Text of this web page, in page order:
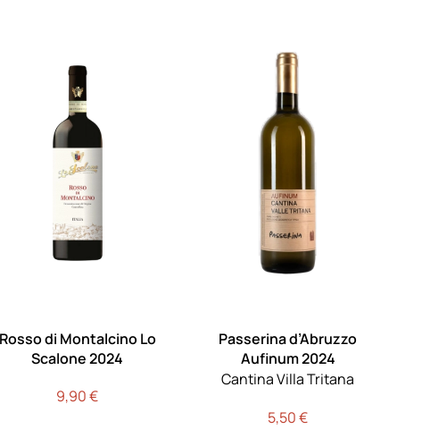
Rosso di Montalcino Lo
Scalone 2024
9,90€
Passerina d’Abruzzo
Aufinum 2024
Cantina Villa Tritana
5,50€